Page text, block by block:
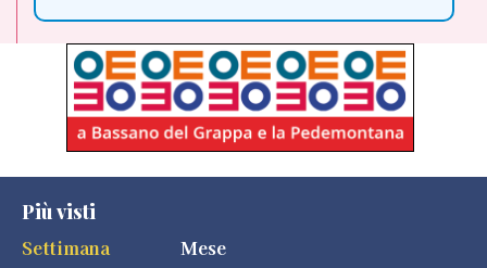
Più visti
Settimana
Mese